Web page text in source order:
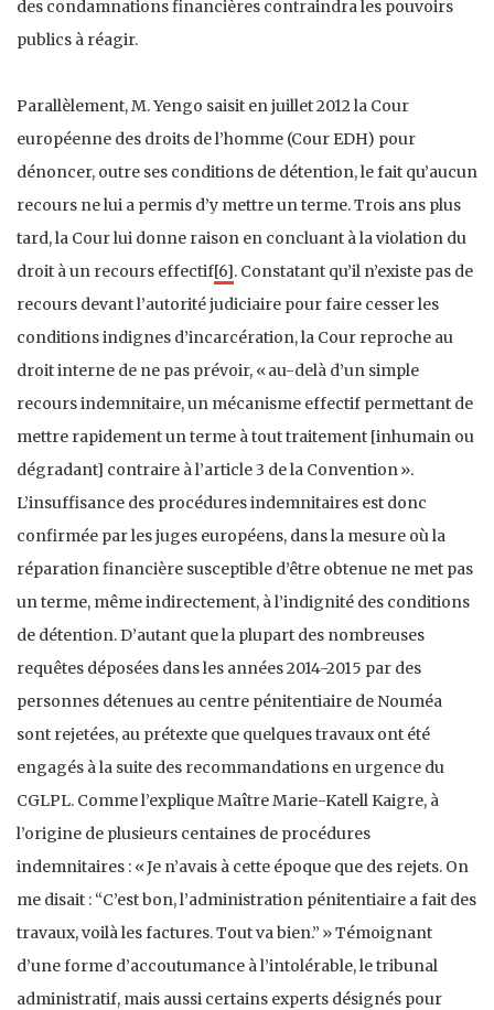
des condamnations financières contraindra les pouvoirs
publics à réagir.
Parallèlement, M. Yengo saisit en juillet 2012 la Cour
européenne des droits de l’homme (Cour EDH) pour
dénoncer, outre ses conditions de détention, le fait qu’aucun
recours ne lui a permis d’y mettre un terme. Trois ans plus
tard, la Cour lui donne raison en concluant à la violation du
droit à un recours effectif[6]. Constatant qu’il n’existe pas de
recours devant l’autorité judiciaire pour faire cesser les
conditions indignes d’incarcération, la Cour reproche au
droit interne de ne pas prévoir, « au-delà d’un simple
recours indemnitaire, un mécanisme effectif permettant de
mettre rapidement un terme à tout traitement [inhumain ou
dégradant] contraire à l’article 3 de la Convention ».
L’insuffisance des procédures indemnitaires est donc
confirmée par les juges européens, dans la mesure où la
réparation financière susceptible d’être obtenue ne met pas
un terme, même indirectement, à l’indignité des conditions
de détention. D’autant que la plupart des nombreuses
requêtes déposées dans les années 2014-2015 par des
personnes détenues au centre pénitentiaire de Nouméa
sont rejetées, au prétexte que quelques travaux ont été
engagés à la suite des recommandations en urgence du
CGLPL. Comme l’explique Maître Marie-Katell Kaigre, à
l’origine de plusieurs centaines de procédures
indemnitaires : « Je n’avais à cette époque que des rejets. On
me disait : “C’est bon, l’administration pénitentiaire a fait des
travaux, voilà les factures. Tout va bien.” » Témoignant
d’une forme d’accoutumance à l’intolérable, le tribunal
administratif, mais aussi certains experts désignés pour